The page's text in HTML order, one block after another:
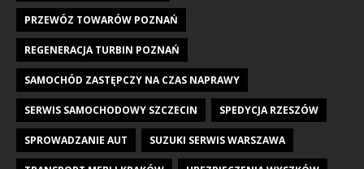
PRZEWÓZ TOWARÓW POZNAŃ
REGENERACJA TURBIN POZNAŃ
SAMOCHÓD ZASTĘPCZY NA CZAS NAPRAWY
SERWIS SAMOCHODOWY SZCZECIN SPEDYCJA RZESZÓW
SPROWADZANIE AUT SUZUKI SERWIS WARSZAWA